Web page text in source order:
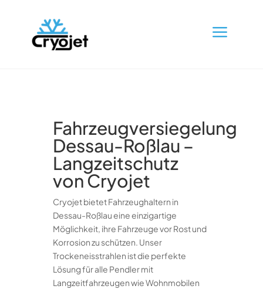
a
Fahrzeugversiegelung
Dessau-Roßlau –
Langzeitschutz
von Cryojet
Cryojet bietet Fahrzeughaltern in
Dessau-Roßlau eine einzigartige
Möglichkeit, ihre Fahrzeuge vor Rost und
Korrosion zu schützen. Unser
Trockeneisstrahlen ist die perfekte
Lösung für alle Pendler mit
Langzeitfahrzeugen wie Wohnmobilen